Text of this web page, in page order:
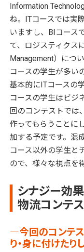
Information
ね。ITコースでは実
いますし、BIコース
て、ロジスティクス
Management）につ
コースの学生が多い
基本的にITコースの
コースの学生はビジ
回のコンテストでは
作ってもらうことに
加する予定です。混
コース以外の学生と
ので、様々な視点を
シナジー効
物流コンテ
―今回のコンテ
り・身に付けたり